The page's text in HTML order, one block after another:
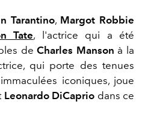
Tarantino, Margot Robbie
Tate, l'actrice qui a été
deCharles Manson à la
qui porte des tenues
iconiques, joue
Leonardo DiCaprio dans ce